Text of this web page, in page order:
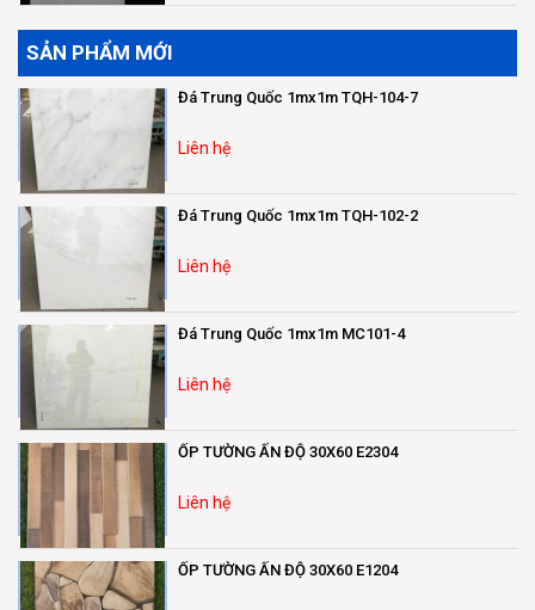
SẢN PHẨM MỚI
Đá Trung Quốc 1mx1m TQH-104-7
Liên hệ
Đá Trung Quốc 1mx1m TQH-102-2
Liên hệ
Đá Trung Quốc 1mx1m MC101-4
Liên hệ
ỐP TƯỜNG ẤN ĐỘ 30X60 E2304
Liên hệ
ỐP TƯỜNG ẤN ĐỘ 30X60 E1204